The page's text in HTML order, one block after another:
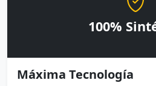
100%
Máxima Tecnología